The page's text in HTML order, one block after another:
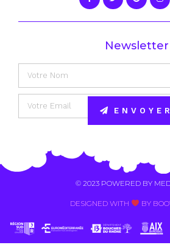
Newsletter
ENVOYER
© 2023 POWERED BY
DESIGNED WITH BY